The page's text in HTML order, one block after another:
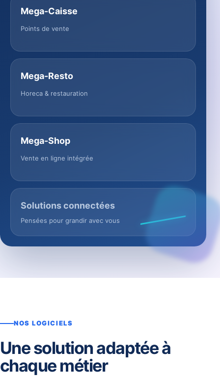
Mega-Caisse
Points de vente
Mega-Resto
Horeca & restauration
Mega-Shop
Vente en ligne intégrée
Solutions connectées
Pensées pour grandir avec vous
NOS LOGICIELS
Une solution adaptée à
chaque métier